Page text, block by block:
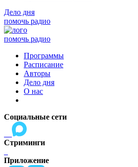
Дело дня
помочь радио
помочь радио
Программы
Расписание
Авторы
Дело дня
О нас
Социальные сети
Стриминги
Приложение